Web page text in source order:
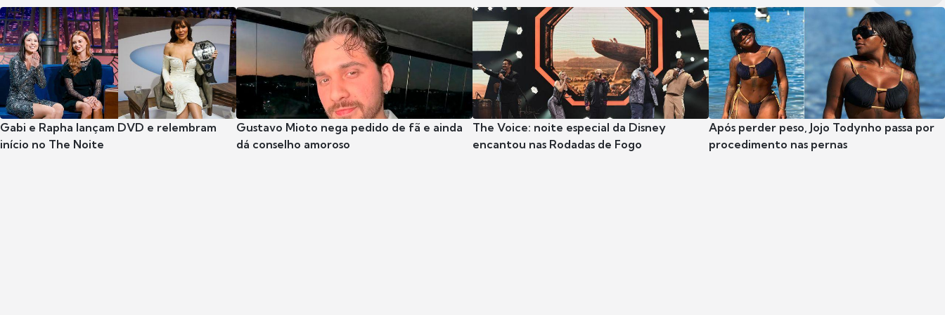
Gabi e Rapha lançam DVD e relembram
início no The Noite
Gustavo Mioto nega pedido de fã e ainda
dá conselho amoroso
The Voice: noite especial da Disney
encantou nas Rodadas de Fogo
Após perder peso, Jojo Todynho passa por
procedimento nas pernas